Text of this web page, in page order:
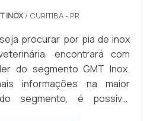
INOX / CURITIBA - PR
procurar por pia de inox
encontrará com
do segmento GMT Inox.
informações na maior
segmento, é possível